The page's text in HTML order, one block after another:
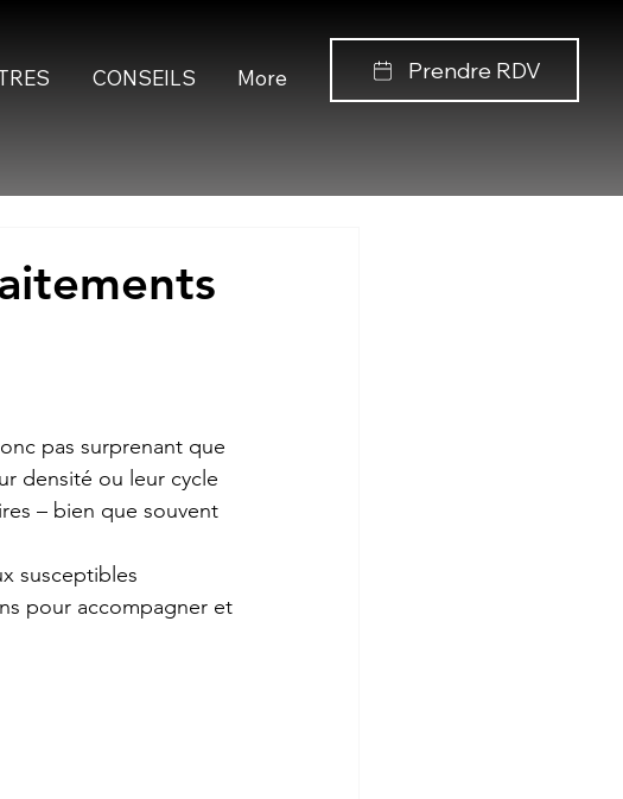
Prendre RDV
CONSEILS More
pas surprenant que
densité ou leur cycle
– bien que souvent
susceptibles
pour accompagner et